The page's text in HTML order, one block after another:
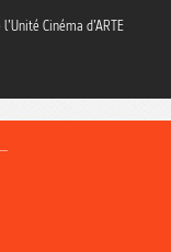
Cinéma d’ARTE